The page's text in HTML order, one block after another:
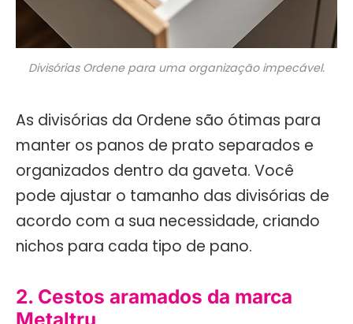
Divisórias Ordene para uma organização impecável.
As divisórias da Ordene são ótimas para
manter os panos de prato separados e
organizados dentro da gaveta. Você
pode ajustar o tamanho das divisórias de
acordo com a sua necessidade, criando
nichos para cada tipo de pano.
2. Cestos aramados da marca